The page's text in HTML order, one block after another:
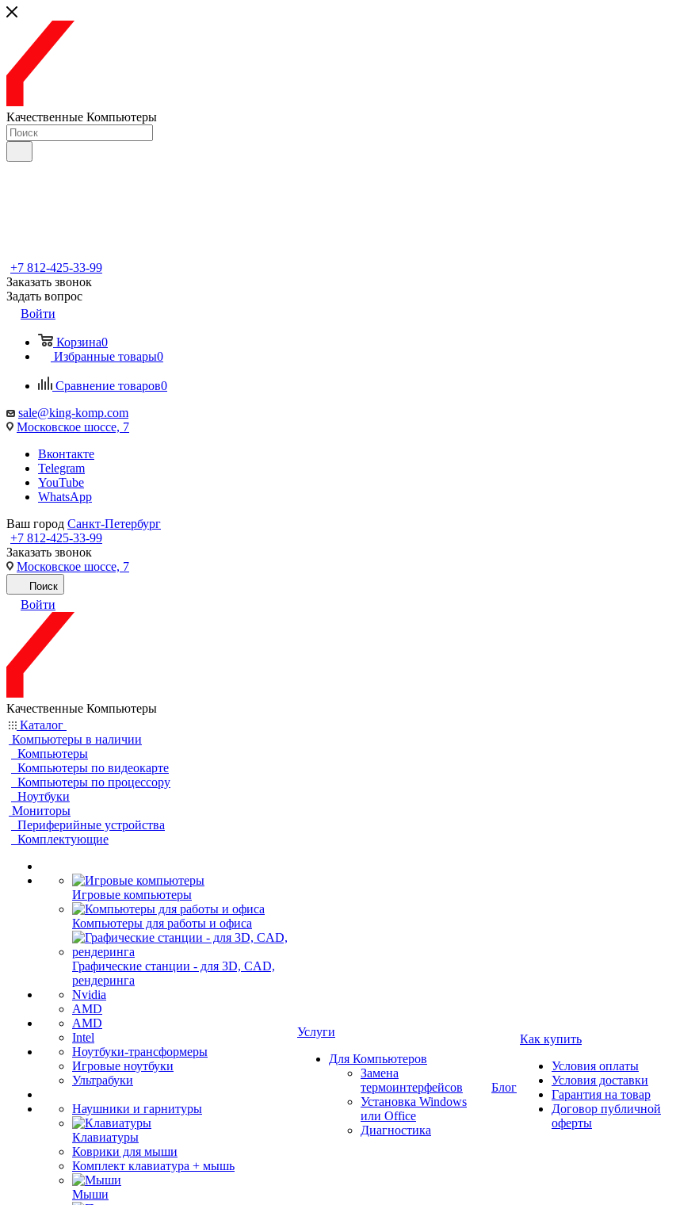
Качественные Компьютеры
+7 812-425-33-99
Заказать звонок
Задать вопрос
Войти
Корзина0
Избранные товары0
Сравнение товаров0
sale@king-komp.com
Московское шоссе, 7
Вконтакте
Telegram
YouTube
WhatsApp
Ваш город Санкт-Петербург
+7 812-425-33-99
Заказать звонок
Московское шоссе, 7
Поиск
Войти
Качественные Компьютеры
Каталог
Компьютеры в наличии
Компьютеры
Компьютеры по видеокарте
Компьютеры по процессору
Ноутбуки
Мониторы
Периферийные устройства
Комплектующие
Игровые компьютеры
Компьютеры для работы и офиса
Графические станции - для 3D, CAD,
рендеринга
Nvidia
AMD
AMD
Intel
Ноутбуки-трансформеры
Игровые ноутбуки
Ультрабуки
Наушники и гарнитуры
Клавиатуры
Коврики для мыши
Комплект клавиатура + мышь
Мыши
Услуги
Для Компьютеров
Замена
термоинтерфейсов
Установка Windows
или Office
Диагностика
Блог
Как купить
Условия оплаты
Условия доставки
Гарантия на товар
Договор публичной
оферты